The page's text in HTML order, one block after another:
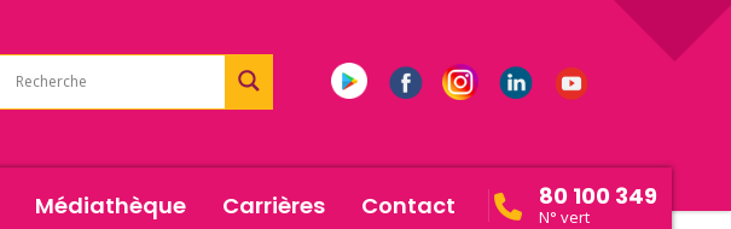
Médiathèque Carrières Contact 80 100 349
N° vert